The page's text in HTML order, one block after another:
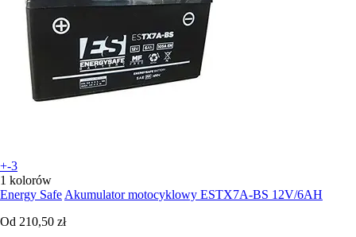
+-3
1 kolorów
Energy Safe Akumulator motocyklowy ESTX7A-BS 12V/6AH
Od 210,50 zł